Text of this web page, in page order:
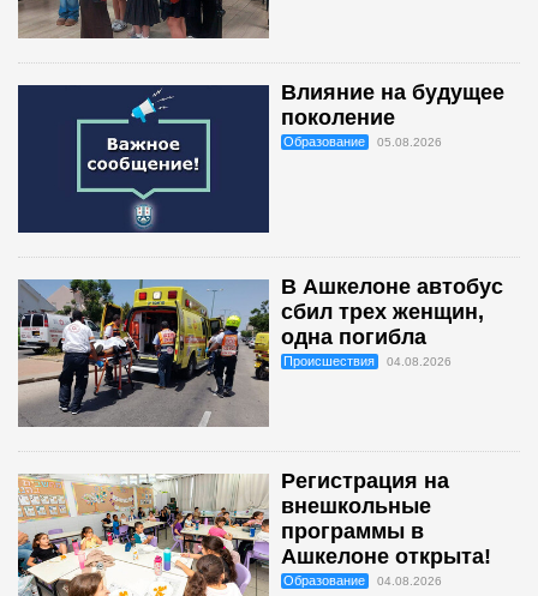
Влияние на будущее
поколение
Образование 05.08.2026
В Ашкелоне автобус
сбил трех женщин,
одна погибла
Происшествия 04.08.2026
Регистрация на
внешкольные
программы в
Ашкелоне открыта!
Образование 04.08.2026